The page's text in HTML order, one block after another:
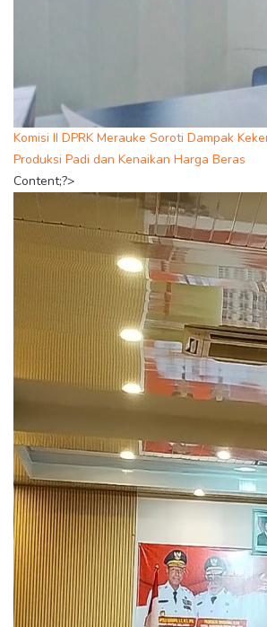
Komisi II DPRK Merauke Soroti Dampak
Produksi Padi dan Kenaikan Harga Beras
Content;?>